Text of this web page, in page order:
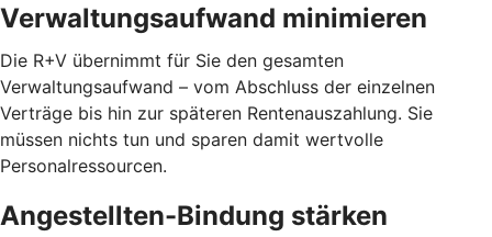
Verwaltungsaufwand minimieren
Die R+V übernimmt für Sie den gesamten
Verwaltungsaufwand – vom Abschluss der einzelnen
Verträge bis hin zur späteren Rentenauszahlung. Sie
müssen nichts tun und sparen damit wertvolle
Personalressourcen.
Angestellten-Bindung stärken